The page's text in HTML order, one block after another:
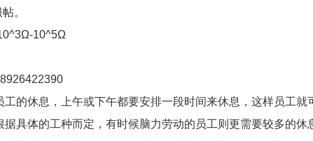
。
10^5Ω
的休息，上午或下午都要安排一段时间来休息，这样员工就
具体的工种而定，有时候脑力劳动的员工则更需要较多的休